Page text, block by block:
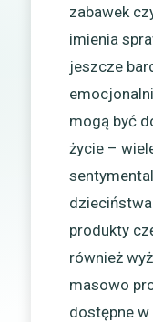
zabawek
imienia
jeszcze
mogą być
życie –
produkty
również
masowo
dostępne w